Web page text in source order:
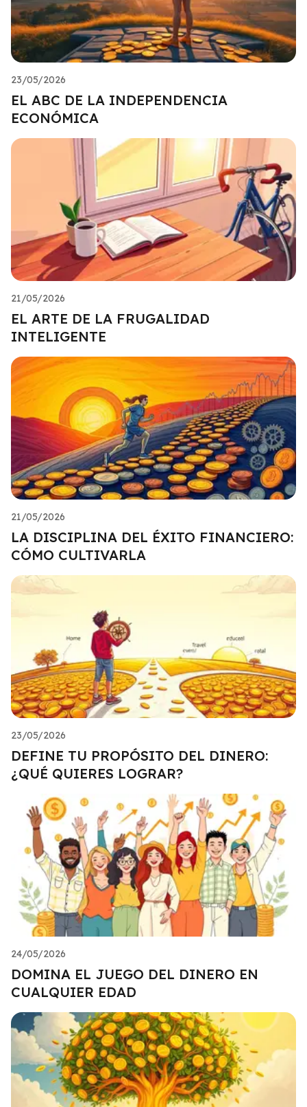
23/05/2026
EL ABC DE LA INDEPENDENCIA
ECONÓMICA
21/05/2026
EL ARTE DE LA FRUGALIDAD
INTELIGENTE
21/05/2026
LA DISCIPLINA DEL ÉXITO FINANCIERO:
CÓMO CULTIVARLA
23/05/2026
DEFINE TU PROPÓSITO DEL DINERO:
¿QUÉ QUIERES LOGRAR?
24/05/2026
DOMINA EL JUEGO DEL DINERO EN
CUALQUIER EDAD